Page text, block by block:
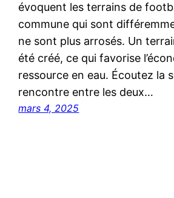
évoquent les terrains de
commune qui sont
ne sont plus arrosés. Un
été créé, ce qui favorise
ressource en eau. Écoutez la
rencontre entre les deux…
mars 4, 2025